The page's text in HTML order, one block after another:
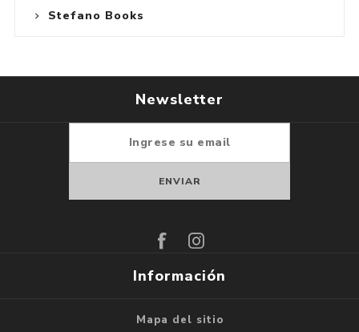
Stefano Books
Newsletter
Información
Mapa del sitio